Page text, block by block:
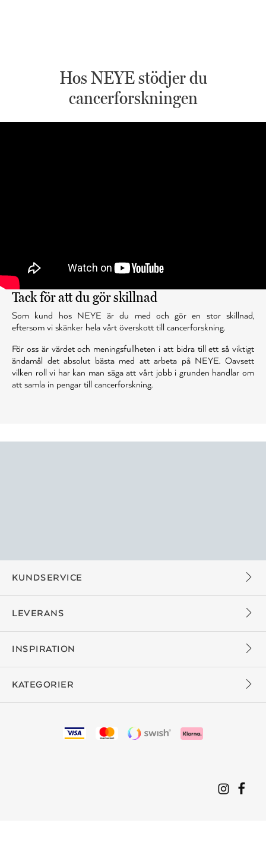
Hos NEYE stödjer du
cancerforskningen
Tack för att du gör skillnad
Som kund hos NEYE är du med och gör en stor skillnad,
eftersom vi skänker hela vårt överskott till cancerforskning.
För oss är värdet och meningsfullheten i att bidra till ett så viktigt
ändamål det absolut bästa med att arbeta på NEYE. Oavsett
vilken roll vi har kan man säga att vårt jobb i grunden handlar om
att samla in pengar till cancerforskning.
KUNDSERVICE
LEVERANS
INSPIRATION
KATEGORIER